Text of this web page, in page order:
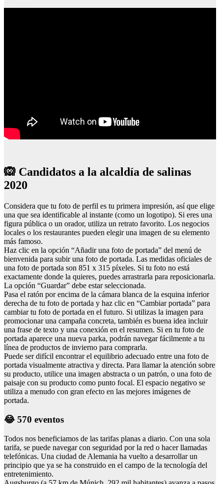
🙉 Candidatos a la alcaldía de salinas
2020
Considera que tu foto de perfil es tu primera impresión, así que elige
una que sea identificable al instante (como un logotipo). Si eres una
figura pública o un orador, utiliza un retrato favorito. Los negocios
locales o los restaurantes pueden elegir una imagen de su elemento
más famoso.
Haz clic en la opción “Añadir una foto de portada” del menú de
bienvenida para subir una foto de portada. Las medidas oficiales de
una foto de portada son 851 x 315 píxeles. Si tu foto no está
exactamente donde la quieres, puedes arrastrarla para reposicionarla.
La opción “Guardar” debe estar seleccionada.
Pasa el ratón por encima de la cámara blanca de la esquina inferior
derecha de tu foto de portada y haz clic en “Cambiar portada” para
cambiar tu foto de portada en el futuro. Si utilizas la imagen para
promocionar una campaña concreta, también es buena idea incluir
una frase de texto y una conexión en el resumen. Si en tu foto de
portada aparece una nueva parka, podrán navegar fácilmente a tu
línea de productos de invierno para comprarla.
Puede ser difícil encontrar el equilibrio adecuado entre una foto de
portada visualmente atractiva y directa. Para llamar la atención sobre
su producto, utilice una imagen abstracta o un patrón, o una foto de
paisaje con su producto como punto focal. El espacio negativo se
utiliza a menudo con gran efecto en las mejores imágenes de
portada.
😂 570 eventos
Todos nos beneficiamos de las tarifas planas a diario. Con una sola
tarifa, se puede navegar con seguridad por la red o hacer llamadas
telefónicas. Una ciudad de Alemania ha vuelto a desarrollar un
principio que ya se ha construido en el campo de la tecnología del
entretenimiento.